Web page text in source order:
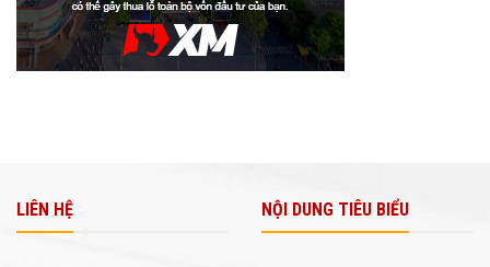
LIÊN HỆ NỘI DUNG TIÊU BIỂU